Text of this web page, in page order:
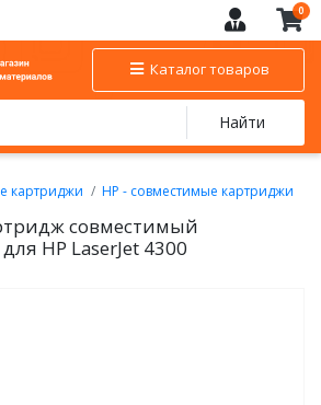
0
Каталог товаров
Найти
картриджи
HP - совместимые картриджи
совместимый
HP LaserJet 4300